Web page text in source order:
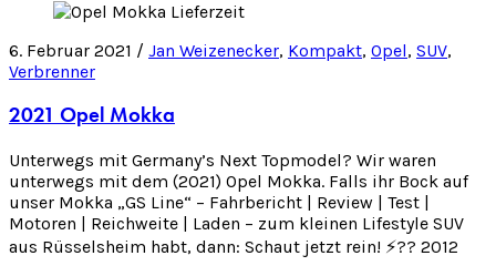
6. Februar 2021 / Jan Weizenecker, Kompakt, Opel, SUV,
Verbrenner
2021 Opel Mokka
Unterwegs mit Germany’s Next Topmodel? Wir waren
unterwegs mit dem (2021) Opel Mokka. Falls ihr Bock auf
unser Mokka „GS Line“ – Fahrbericht | Review | Test |
Motoren | Reichweite | Laden – zum kleinen Lifestyle SUV
aus Rüsselsheim habt, dann: Schaut jetzt rein! ⚡️?? 2012